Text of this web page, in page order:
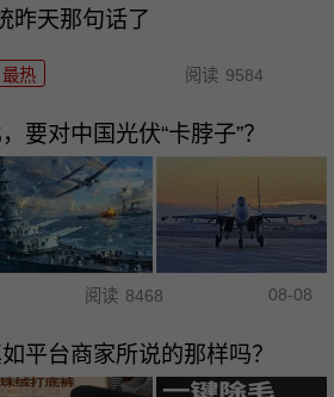
昨天那句话了
最热 阅读 9584
要对中国光伏“卡脖子”？
阅读 8468 08-08
平台商家所说的那样吗？